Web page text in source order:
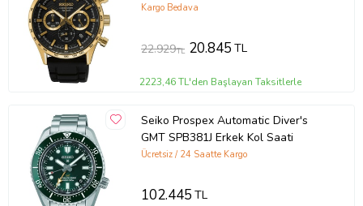
Kargo Bedava
22.929TL 20.845TL
2223,46 TL'den Başlayan Taksitlerle
Seiko Prospex Automatic Diver's
GMT SPB381J Erkek Kol Saati
Ücretsiz / 24 Saatte Kargo
102.445TL